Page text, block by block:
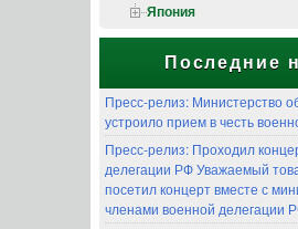
Япония
Последние
Пресс-релиз: Министерство
устроило прием в честь
Пресс-релиз: Проходил
делегации РФ Уважаемый
посетил концерт вместе с
членами военной делегации